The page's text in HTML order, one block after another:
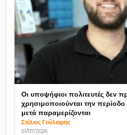
Οι υποψήφιοι πολιτευτές δεν
χρησιμοποιούνται την
μετά παραμερίζονται
Στέλιος Γούλιαρης
01/07/2026